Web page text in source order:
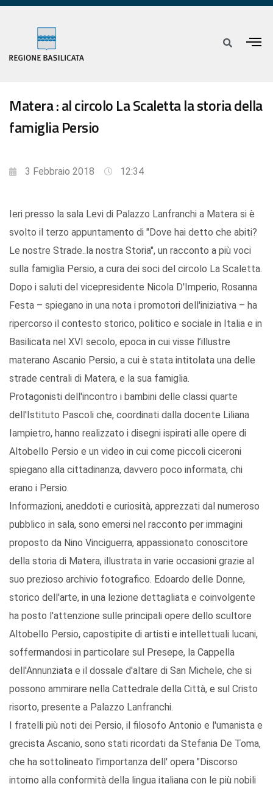
Matera : al circolo La Scaletta la storia della
famiglia Persio
3 Febbraio 2018 12:34
Ieri presso la sala Levi di Palazzo Lanfranchi a Matera si è
svolto il terzo appuntamento di "Dove hai detto che abiti?
Le nostre Strade..la nostra Storia", un racconto a più voci
sulla famiglia Persio, a cura dei soci del circolo La Scaletta.
Dopo i saluti del vicepresidente Nicola D'Imperio, Rosanna
Festa – spiegano in una nota i promotori dell'iniziativa – ha
ripercorso il contesto storico, politico e sociale in Italia e in
Basilicata nel XVI secolo, epoca in cui visse l’illustre
materano Ascanio Persio, a cui è stata intitolata una delle
strade centrali di Matera, e la sua famiglia.
Protagonisti dell'incontro i bambini delle classi quarte
dell'Istituto Pascoli che, coordinati dalla docente Liliana
Iampietro, hanno realizzato i disegni ispirati alle opere di
Altobello Persio e un video in cui come piccoli ciceroni
spiegano alla cittadinanza, davvero poco informata, chi
erano i Persio.
Informazioni, aneddoti e curiosità, apprezzati dal numeroso
pubblico in sala, sono emersi nel racconto per immagini
proposto da Nino Vinciguerra, appassionato conoscitore
della storia di Matera, illustrata in varie occasioni grazie al
suo prezioso archivio fotografico. Edoardo delle Donne,
storico dell'arte, in una lezione dettagliata e coinvolgente
ha posto l'attenzione sulle principali opere dello scultore
Altobello Persio, capostipite di artisti e intellettuali lucani,
soffermandosi in particolare sul Presepe, la Cappella
dell'Annunziata e il dossale d'altare di San Michele, che si
possono ammirare nella Cattedrale della Città, e sul Cristo
risorto, presente a Palazzo Lanfranchi.
I fratelli più noti dei Persio, il filosofo Antonio e l'umanista e
grecista Ascanio, sono stati ricordati da Stefania De Toma,
che ha sottolineato l'importanza dell' opera "Discorso
intorno alla conformità della lingua italiana con le più nobili